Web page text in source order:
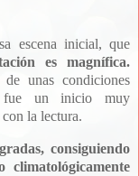
escena inicial, que
es magnífica.
unas condiciones
fue un inicio muy
la lectura.
consiguiendo